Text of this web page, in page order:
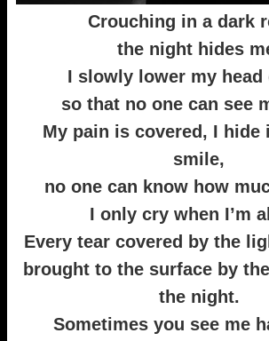
Crouching in a dark
the night hides
I slowly lower my head
so that no one can see
My pain is covered, I hide
smile,
no one can know how
I only cry when I’m
Every tear covered by the
brought to the surface by
the night.
Sometimes you see me